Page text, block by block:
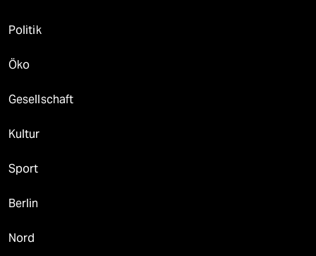
Politik
Öko
Gesellschaft
Kultur
Sport
Berlin
Nord